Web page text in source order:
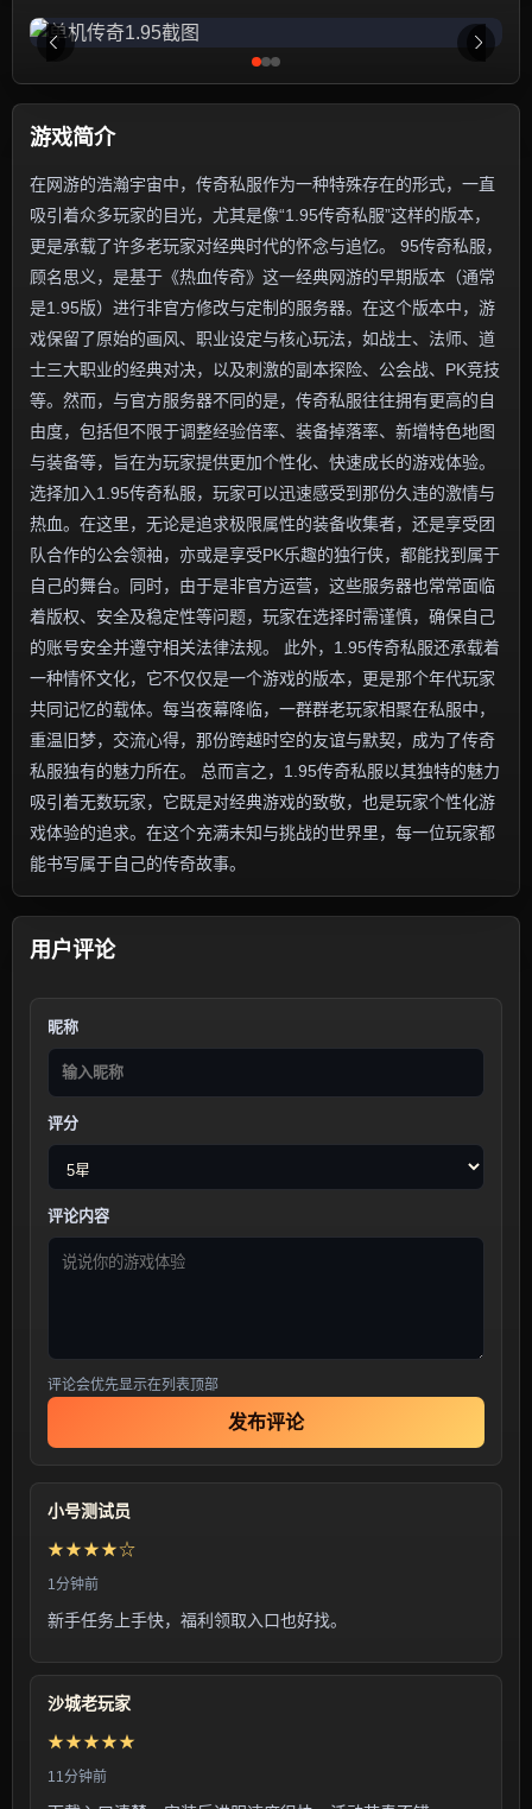
游戏简介
在网游的浩瀚宇宙中，传奇私服作为一种特殊存在的形式，一直
吸引着众多玩家的目光，尤其是像“1.95传奇私服”这样的版本，
更是承载了许多老玩家对经典时代的怀念与追忆。 95传奇私服，
顾名思义，是基于《热血传奇》这一经典网游的早期版本（通常
是1.95版）进行非官方修改与定制的服务器。在这个版本中，游
戏保留了原始的画风、职业设定与核心玩法，如战士、法师、道
士三大职业的经典对决，以及刺激的副本探险、公会战、PK竞技
等。然而，与官方服务器不同的是，传奇私服往往拥有更高的自
由度，包括但不限于调整经验倍率、装备掉落率、新增特色地图
与装备等，旨在为玩家提供更加个性化、快速成长的游戏体验。
选择加入1.95传奇私服，玩家可以迅速感受到那份久违的激情与
热血。在这里，无论是追求极限属性的装备收集者，还是享受团
队合作的公会领袖，亦或是享受PK乐趣的独行侠，都能找到属于
自己的舞台。同时，由于是非官方运营，这些服务器也常常面临
着版权、安全及稳定性等问题，玩家在选择时需谨慎，确保自己
的账号安全并遵守相关法律法规。 此外，1.95传奇私服还承载着
一种情怀文化，它不仅仅是一个游戏的版本，更是那个年代玩家
共同记忆的载体。每当夜幕降临，一群群老玩家相聚在私服中，
重温旧梦，交流心得，那份跨越时空的友谊与默契，成为了传奇
私服独有的魅力所在。 总而言之，1.95传奇私服以其独特的魅力
吸引着无数玩家，它既是对经典游戏的致敬，也是玩家个性化游
戏体验的追求。在这个充满未知与挑战的世界里，每一位玩家都
能书写属于自己的传奇故事。
用户评论
昵称
评分
评论内容
评论会优先显示在列表顶部
发布评论
小号测试员
★★★★☆
1分钟前
新手任务上手快，福利领取入口也好找。
沙城老玩家
★★★★★
11分钟前